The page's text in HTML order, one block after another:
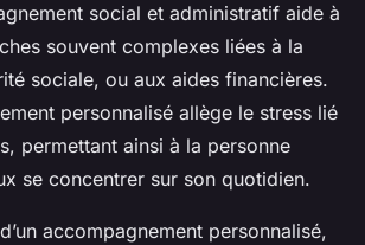
social et administratif aide à
souvent complexes liées à la
sociale, ou aux aides financières.
personnalisé allège le stress lié
permettant ainsi à la personne
se concentrer sur son quotidien.
accompagnement personnalisé,